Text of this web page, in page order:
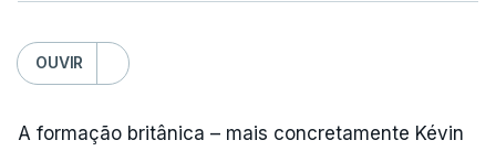
OUVIR
A formação britânica – mais concretamente Kévin